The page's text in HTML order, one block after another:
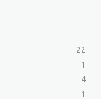
22
1
4
1